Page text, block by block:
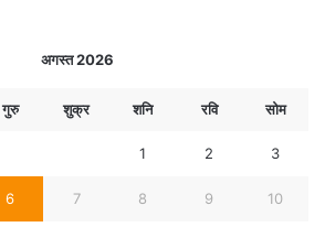
अगस्त 2026
गुरु शुक्र शनि रवि सोम
1 2 3
6 7 8 9 10